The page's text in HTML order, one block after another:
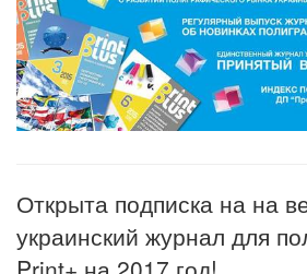
Открыта подписка на на
украинский журнал для